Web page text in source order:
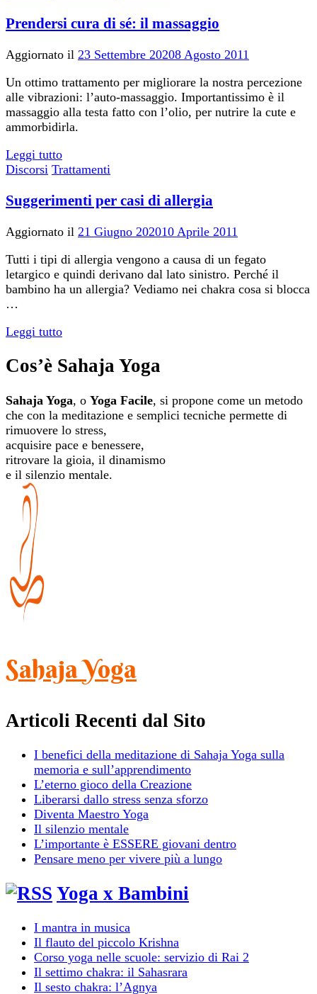
Prendersi cura di sé: il massaggio
Aggiornato il 23 Settembre 20208 Agosto 2011
Un ottimo trattamento per migliorare la nostra percezione
alle vibrazioni: l’auto-massaggio. Importantissimo è il
massaggio alla testa fatto con l’olio, per nutrire la cute e
ammorbidirla.
Leggi tutto
Discorsi Trattamenti
Suggerimenti per casi di allergia
Aggiornato il 21 Giugno 202010 Aprile 2011
Tutti i tipi di allergia vengono a causa di un fegato
letargico e quindi derivano dal lato sinistro. Perché il
bambino ha un allergia? Vediamo nei chakra cosa si blocca
…
Leggi tutto
Cos’è Sahaja Yoga
Sahaja Yoga, o Yoga Facile, si propone come un metodo
che con la meditazione e semplici tecniche permette di
rimuovere lo stress,
acquisire pace e benessere,
ritrovare la gioia, il dinamismo
e il silenzio mentale.
Sahaja Yoga
Articoli Recenti dal Sito
I benefici della meditazione di Sahaja Yoga sulla
memoria e sull’apprendimento
L’eterno gioco della Creazione
Liberarsi dallo stress senza sforzo
Diventa Maestro Yoga
Il silenzio mentale
L’importante è ESSERE giovani dentro
Pensare meno per vivere più a lungo
Yoga x Bambini
I mantra in musica
Il flauto del piccolo Krishna
Corso yoga nelle scuole: servizio di Rai 2
Il settimo chakra: il Sahasrara
Il sesto chakra: l’Agnya